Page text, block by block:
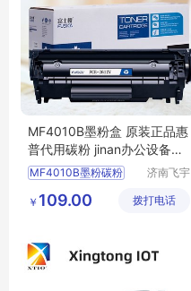
MF4010B墨粉盒 原装正品惠
普代用碳粉 jinan办公设备耗
材
MF4010B墨粉碳粉
济南飞宇
有限公司
￥ 109.00 拨打电话